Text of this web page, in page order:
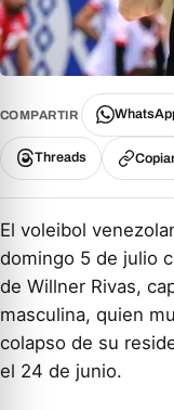
COMPARTIR
Threads
El voleibol
domingo 5 de julio
de Willner Rivas,
masculina, quien
colapso de su
el 24 de junio.